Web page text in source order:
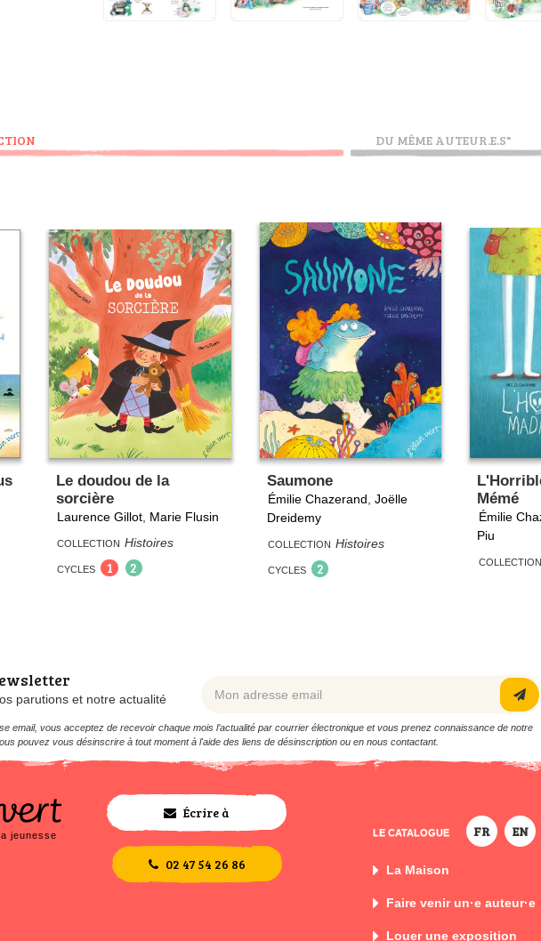
DU MÊME AUTEUR.E.S"
Le doudou de la
sorcière
Laurence Gillot, Marie Flusin
COLLECTION Histoires
CYCLES 1 2
Saumone
Émilie Chazerand, Joëlle
Dreidemy
COLLECTION Histoires
CYCLES 2
Mémé
Émilie
Piu
COLLECTION
parutions et notre actualité
email, vous acceptez de recevoir chaque mois l’actualité par courrier électronique et vous prenez connaissance de notre
pouvez vous désinscrire à tout moment à l'aide des liens de désinscription ou en nous contactant.
jeunesse
Écrire à
l'equipe
02 47 54 26 86
LE CATALOGUE FR EN
La Maison
Faire venir un·e auteur·e
Louer une exposition